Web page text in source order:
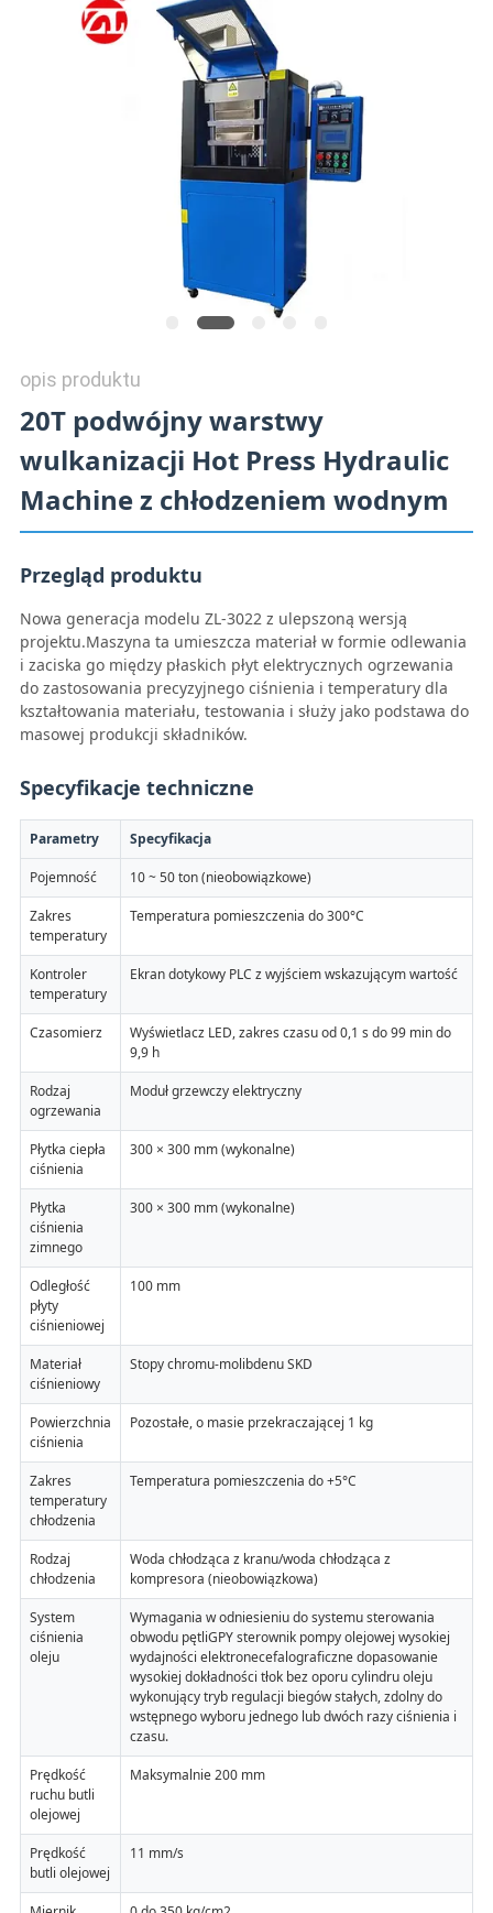
opis produktu
20T podwójny warstwy
wulkanizacji Hot Press Hydraulic
Machine z chłodzeniem wodnym
Przegląd produktu
Nowa generacja modelu ZL-3022 z ulepszoną wersją
projektu.Maszyna ta umieszcza materiał w formie odlewania
i zaciska go między płaskich płyt elektrycznych ogrzewania
do zastosowania precyzyjnego ciśnienia i temperatury dla
kształtowania materiału, testowania i służy jako podstawa do
masowej produkcji składników.
Specyfikacje techniczne
Parametry Specyfikacja
Pojemność 10 ~ 50 ton (nieobowiązkowe)
Zakres
temperatury
Temperatura pomieszczenia do 300°C
Kontroler
temperatury
Ekran dotykowy PLC z wyjściem wskazującym wartość
Czasomierz
Wyświetlacz LED, zakres czasu od 0,1 s do 99 min do
9,9 h
Rodzaj
ogrzewania
Moduł grzewczy elektryczny
Płytka ciepła
ciśnienia
300 × 300 mm (wykonalne)
Płytka
ciśnienia
zimnego
300 × 300 mm (wykonalne)
Odległość
płyty
ciśnieniowej
100 mm
Materiał
ciśnieniowy
Stopy chromu-molibdenu SKD
Powierzchnia
ciśnienia
Pozostałe, o masie przekraczającej 1 kg
Zakres
temperatury
chłodzenia
Temperatura pomieszczenia do +5°C
Rodzaj
chłodzenia
Woda chłodząca z kranu/woda chłodząca z
kompresora (nieobowiązkowa)
System
ciśnienia
oleju
Wymagania w odniesieniu do systemu sterowania
obwodu pętliGPY sterownik pompy olejowej wysokiej
wydajności elektronecefalograficzne dopasowanie
wysokiej dokładności tłok bez oporu cylindru oleju
wykonujący tryb regulacji biegów stałych, zdolny do
wstępnego wyboru jednego lub dwóch razy ciśnienia i
czasu.
Prędkość
ruchu butli
olejowej
Maksymalnie 200 mm
Prędkość
butli olejowej
11 mm/s